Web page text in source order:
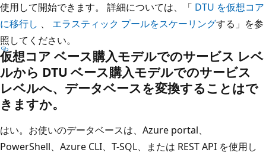
使用して開始できます。 詳細については、「 DTU を仮想コア
に移行し 、 エラスティック プールをスケーリングする」を参
照してください。
仮想コア ベース購入モデルでのサービス レベ
ルから DTU ベース購入モデルでのサービス
レベルへ、データベースを変換することはで
きますか。
はい。お使いのデータベースは、Azure portal、
PowerShell、Azure CLI、T-SQL、または REST API を使用し